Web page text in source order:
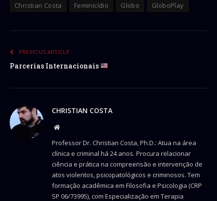
Christian Costa Feminicídio Globo GloboPlay
PREVIOUS ARTICLE
Parcerias Internacionais
CHRISTIAN COSTA
Website
Professor Dr. Christian Costa, Ph.D.: Atua na área
clínica e criminal há 24 anos. Procura relacionar
ciência e prática na compreensão e intervenção de
atos violentos, psicopatológicos e criminosos. Tem
formação acadêmica em Filosofia e Psicologia (CRP
SP 06/73995), com Especialização em Terapia